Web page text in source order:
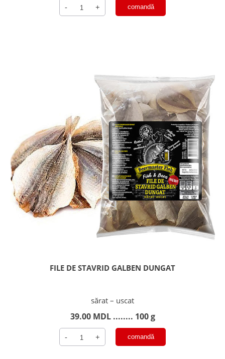
Cantitate
POLLOCK
- + comandă
FILE DE STAVRID GALBEN DUNGAT
sărat – uscat
39.00 MDL ........ 100 g
Cantitate
FILE
- + comandă